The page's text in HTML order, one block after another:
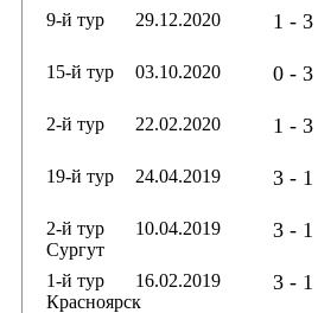
9-й тур
29.12.2020 1 - 3
15-й тур
03.10.2020 0 - 3
2-й тур
22.02.2020 1 - 3
19-й тур
24.04.2019 3 - 1
2-й тур
Сургут
10.04.2019 3 - 1
1-й тур
Красноярск
16.02.2019 3 - 1